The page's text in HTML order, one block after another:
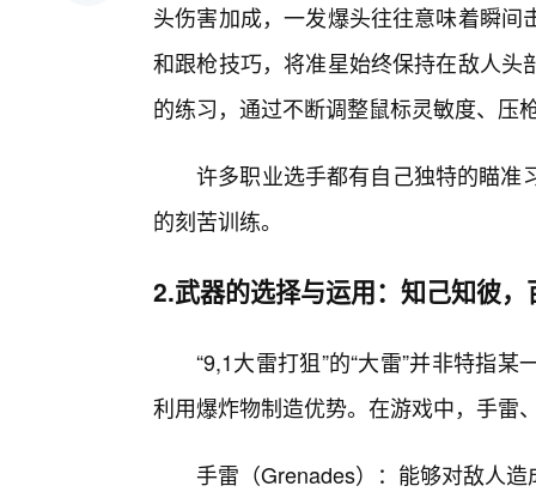
头伤害加成，一发爆头往往意味着瞬
和跟枪技巧，将准星始终保持在敌人
的练习，通过不断调整鼠标灵敏度、压
许多职业选手都有自己独特的瞄准
的刻苦训练。
2.武器的选择与运用：知己知彼，
“9,1大雷打狙”的“大雷”并非特指
利用爆炸物制造优势。在游戏中，手雷
手雷（Grenades）：能够对敌人